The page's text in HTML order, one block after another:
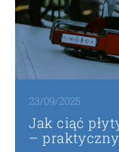
23/09/2025
Jak ciąć
–